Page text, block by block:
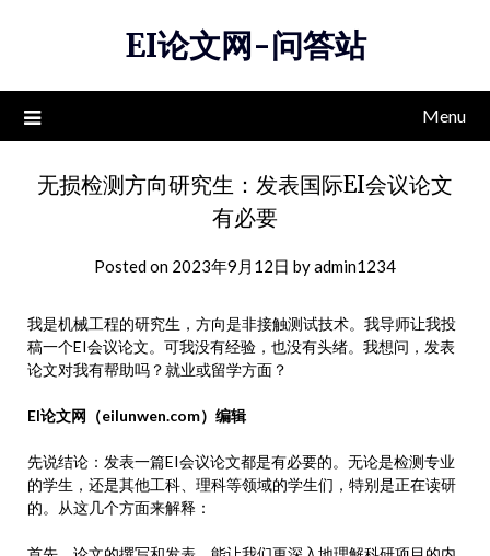
EI论文网-问答站
Menu
无损检测方向研究生：发表国际EI会议论文
有必要
Posted on 2023年9月12日 byadmin1234
我是机械工程的研究生，方向是非接触测试技术。我导师让我投
稿一个EI会议论文。可我没有经验，也没有头绪。我想问，发表
论文对我有帮助吗？就业或留学方面？
EI论文网（eilunwen.com）编辑
先说结论：发表一篇EI会议论文都是有必要的。无论是检测专业
的学生，还是其他工科、理科等领域的学生们，特别是正在读研
的。从这几个方面来解释：